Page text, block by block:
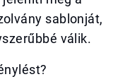
sablonját,
válik.